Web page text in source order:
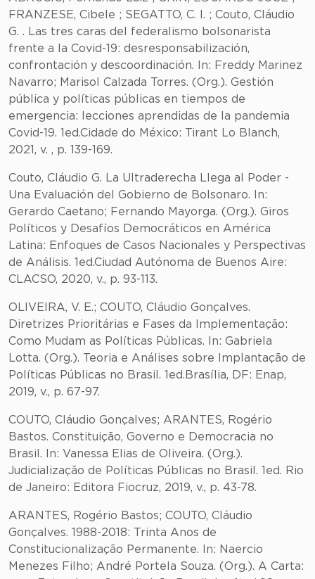
FRANZESE, Cibele ; SEGATTO, C. I. ; Couto, Cláudio
G. . Las tres caras del federalismo bolsonarista
frente a la Covid-19: desresponsabilización,
confrontación y descoordinación. In: Freddy Marinez
Navarro; Marisol Calzada Torres. (Org.). Gestión
pública y políticas públicas en tiempos de
emergencia: lecciones aprendidas de la pandemia
Covid-19. 1ed.Cidade do México: Tirant Lo Blanch,
2021, v. , p. 139-169.
Couto, Cláudio G. La Ultraderecha Llega al Poder -
Una Evaluación del Gobierno de Bolsonaro. In:
Gerardo Caetano; Fernando Mayorga. (Org.). Giros
Políticos y Desafíos Democráticos en América
Latina: Enfoques de Casos Nacionales y Perspectivas
de Análisis. 1ed.Ciudad Autónoma de Buenos Aire:
CLACSO, 2020, v., p. 93-113.
OLIVEIRA, V. E.; COUTO, Cláudio Gonçalves.
Diretrizes Prioritárias e Fases da Implementação:
Como Mudam as Políticas Públicas. In: Gabriela
Lotta. (Org.). Teoria e Análises sobre Implantação de
Políticas Públicas no Brasil. 1ed.Brasília, DF: Enap,
2019, v., p. 67-97.
COUTO, Cláudio Gonçalves; ARANTES, Rogério
Bastos. Constituição, Governo e Democracia no
Brasil. In: Vanessa Elias de Oliveira. (Org.).
Judicialização de Políticas Públicas no Brasil. 1ed. Rio
de Janeiro: Editora Fiocruz, 2019, v., p. 43-78.
ARANTES, Rogério Bastos; COUTO, Cláudio
Gonçalves. 1988-2018: Trinta Anos de
Constitucionalização Permanente. In: Naercio
Menezes Filho; André Portela Souza. (Org.). A Carta: